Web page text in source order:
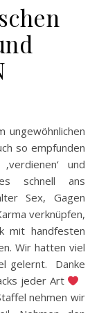
so empfunden
und
schnell ans
Sex, Gagen
verknüpfen,
mit handfesten
Wir hatten viel
gelernt. Danke
jeder Art
nehmen wir